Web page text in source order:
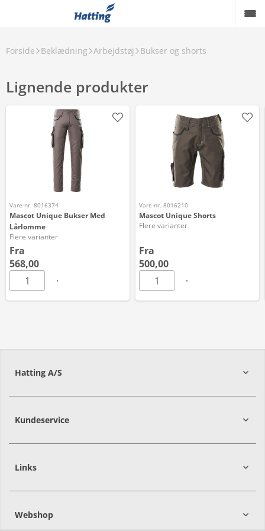
Forside Beklædning Arbejdstøj Bukser og shorts
Lignende produkter
Vare-nr. 8016374
Mascot Unique Bukser Med
Lårlomme
Flere varianter
Fra
568,00
Vare-nr. 8016210
Mascot Unique Shorts
Flere varianter
Fra
500,00
Hatting A/S
8700Horsens
Kundeservice
Links
Webshop